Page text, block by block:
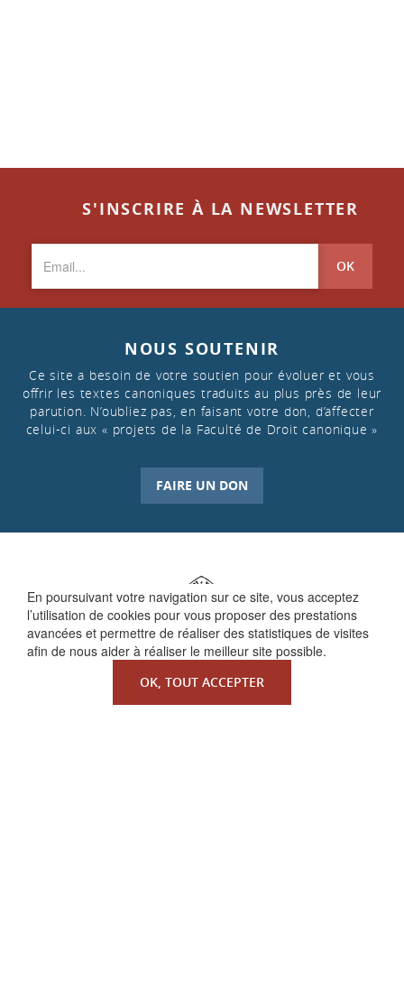
En poursuivant votre navigation sur ce site, vous acceptez
l’utilisation de cookies pour vous proposer des prestations
avancées et permettre de réaliser des statistiques de visites
afin de nous aider à réaliser le meilleur site possible.
OK, TOUT ACCEPTER
S'INSCRIRE À LA NEWSLETTER
OK
NOUS SOUTENIR
Ce site a besoin de votre soutien pour évoluer et vous
offrir les textes canoniques traduits au plus près de leur
parution. N’oubliez pas, en faisant votre don, d’affecter
celui-ci aux « projets de la Faculté de Droit canonique »
FAIRE UN DON